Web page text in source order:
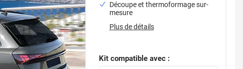
Découpe et thermoformage sur-
mesure
Plus de détails
Kit compatible avec :